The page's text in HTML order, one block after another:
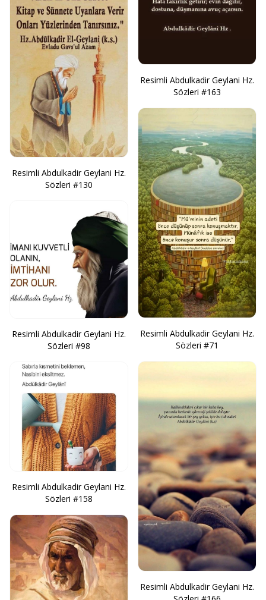
Resimli Abdulkadir Geylani Hz.
Sözleri #130
Resimli Abdulkadir Geylani Hz.
Sözleri #98
Resimli Abdulkadir Geylani Hz.
Sözleri #158
Resimli Abdulkadir Geylani Hz.
Sözleri #163
Resimli Abdulkadir Geylani Hz.
Sözleri #71
Resimli Abdulkadir Geylani Hz.